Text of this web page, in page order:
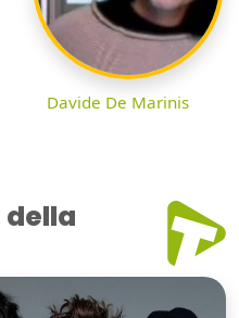
Davide De Marinis
della